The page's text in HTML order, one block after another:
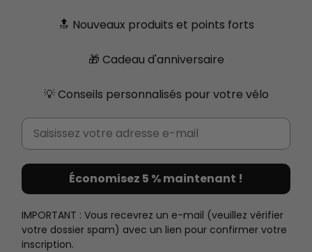
🔝 Nouveaux produits et points forts
🎁 Cadeau d'anniversaire
💡 Conseils personnalisés pour votre vélo
Email
Économisez 5 % maintenant !
IMPORTANT : Vous recevrez un e-mail (veuillez vérifier
votre dossier spam) avec un lien pour confirmer votre
inscription.